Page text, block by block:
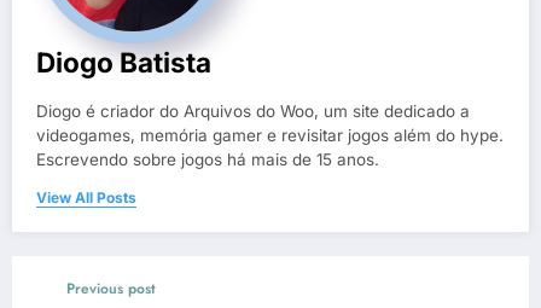
Diogo Batista
Diogo é criador do Arquivos do Woo, um site dedicado a
videogames, memória gamer e revisitar jogos além do hype.
Escrevendo sobre jogos há mais de 15 anos.
View All Posts
Previous post